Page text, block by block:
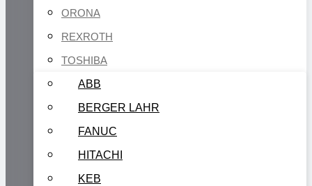
ORONA
REXROTH
TOSHIBA
ABB
BERGER LAHR
FANUC
HITACHI
KEB